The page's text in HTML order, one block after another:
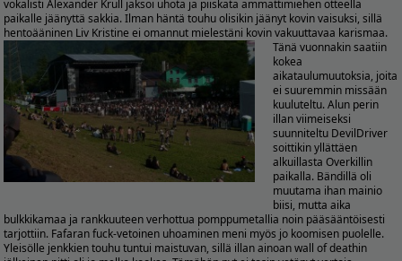
vokalisti Alexander Krull jaksoi uhota ja piiskata ammattimiehen otteella
paikalle jäänyttä sakkia. Ilman häntä touhu olisikin jäänyt kovin vaisuksi, sillä
hentoääninen Liv Kristine ei omannut mielestäni kovin vakuuttavaa karismaa.
Tänä vuonnakin saatiin
kokea
aikataulumuutoksia, joita
ei suuremmin missään
kuuluteltu. Alun perin
illan viimeiseksi
suunniteltu DevilDriver
soittikin yllättäen
alkuillasta Overkillin
paikalla. Bändillä oli
muutama ihan mainio
biisi, mutta aika
bulkkikamaa ja rankkuuteen verhottua pomppumetallia noin pääsääntöisesti
tarjottiin. Fafaran fuck-vetoinen uhoaminen meni myös jo koomisen puolelle.
Yleisölle jenkkien touhu tuntui maistuvan, sillä illan ainoan wall of deathin